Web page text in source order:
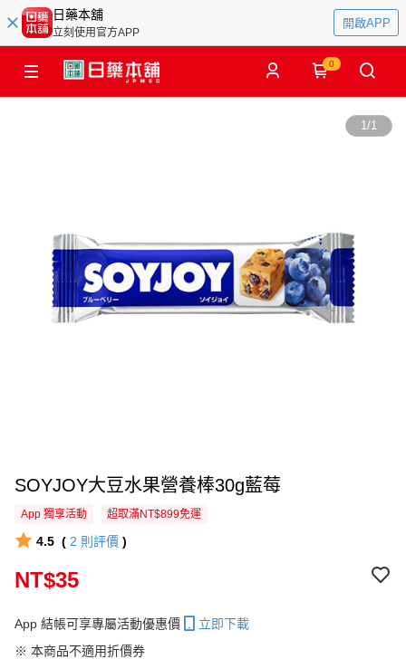
日藥本舖
立刻使用官方APP
開啟APP
0
1/1
SOYJOY大豆水果營養棒30g藍莓
App 獨享活動 超取滿NT$899免運
4.5 ( 2 則評價 )
NT$35
App 結帳可享專屬活動優惠價
立即下載
※ 本商品不適用折價券